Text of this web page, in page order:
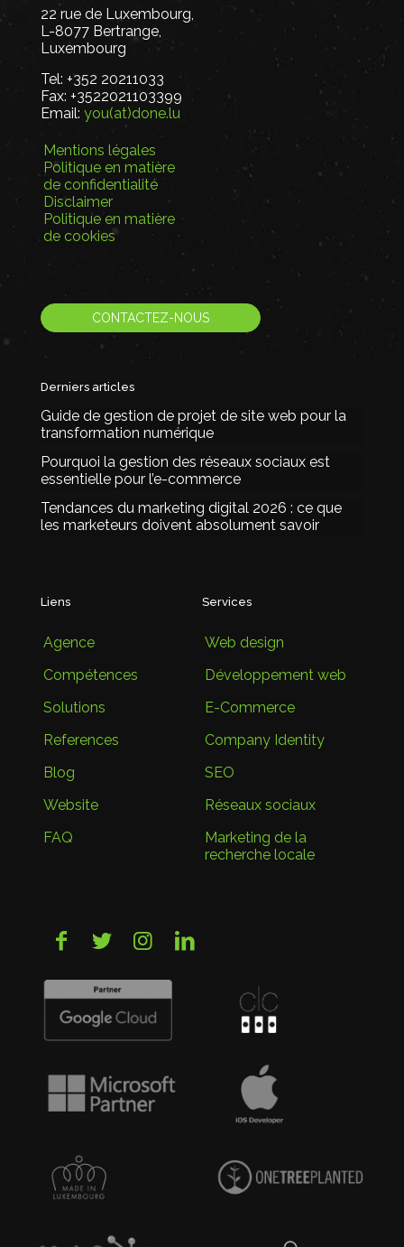
22 rue de Luxembourg,
L-8077 Bertrange,
Luxembourg
Tel: +352 20211033
Fax: +3522021103399
Email: you(at)done.lu
Mentions légales
Politique en matière
de confidentialité
Disclaimer
Politique en matière
de cookies
CONTACTEZ-NOUS
Derniers articles
Guide de gestion de projet de site web pour la
transformation numérique
Pourquoi la gestion des réseaux sociaux est
essentielle pour l’e-commerce
Tendances du marketing digital 2026 : ce que
les marketeurs doivent absolument savoir
Liens
Agence
Compétences
Solutions
References
Blog
Website
FAQ
Services
Web design
Développement web
E-Commerce
Company Identity
SEO
Réseaux sociaux
Marketing de la
recherche locale